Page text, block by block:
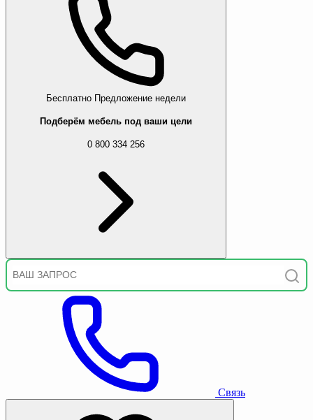
Бесплатно Предложение недели
Подберём мебель под ваши цели
0 800 334 256
Связь